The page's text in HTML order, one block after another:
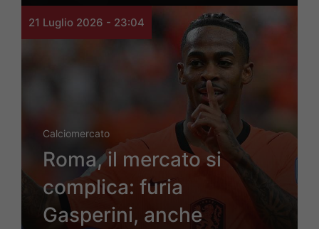
21 Luglio 2026 - 23:04
Calciomercato
Roma, il mercato si
complica: furia
Gasperini, anche